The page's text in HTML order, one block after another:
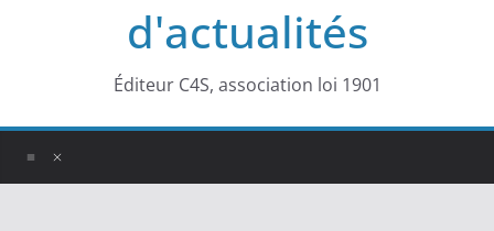
d'actualités
Éditeur C4S, association loi 1901